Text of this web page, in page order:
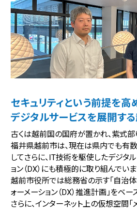
セキュリティという前提を
デジタルサービスを展開す
古くは越前国の国府が置かれ、紫式
福井県越前市は、現在は県内でも有
してさらに、IT技術を駆使したデジタ
ョン（DX）にも積極的に取り組んでいま
越前市役所では総務省の示す「自治体
ォーメーション（DX）推進計画」をベ
さらに、インターネット上の仮想空間「